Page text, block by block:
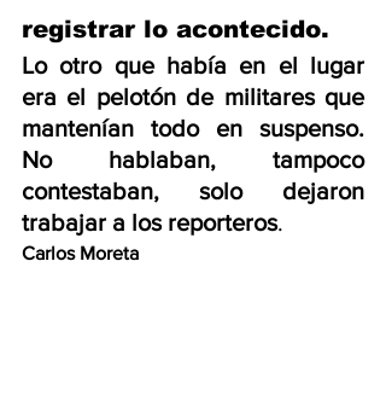
registrar lo acontecido.
Lo otro que había en el lugar
era el pelotón de militares que
mantenían todo en suspenso.
No hablaban, tampoco
contestaban, solo dejaron
trabajar a los reporteros.
Carlos Moreta